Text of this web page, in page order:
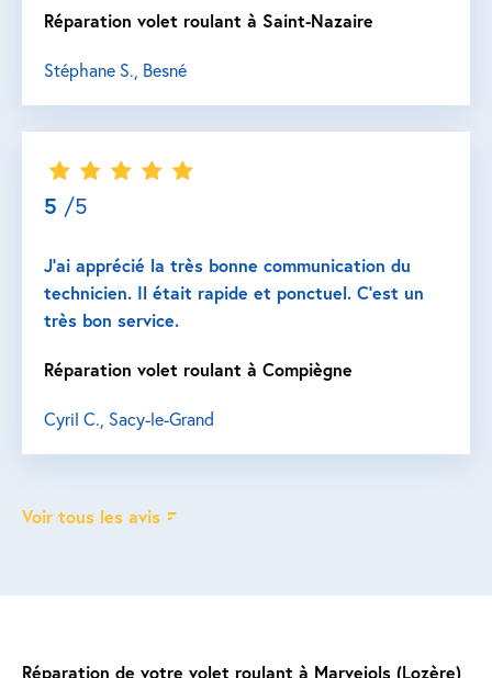
Réparation de votre volet roulant à Marvejols (Lozère)
Réparation volet roulant à Saint-Nazaire
Stéphane S., Besné
5 /5
J’ai apprécié la très bonne communication du
technicien. Il était rapide et ponctuel. C’est un
très bon service.
Réparation volet roulant à Compiègne
Cyril C., Sacy-le-Grand
Voir tous les avis